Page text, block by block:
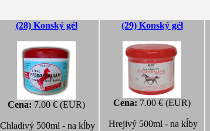
(28) Konský gél
Cena: 7.00 € (EUR)
Chladivý 500ml - na kĺby
(29) Konský gél
Cena: 7.00 € (EUR)
Hrejivý 500ml - na kĺby